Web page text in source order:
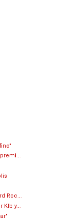
Roc...
Klb y...